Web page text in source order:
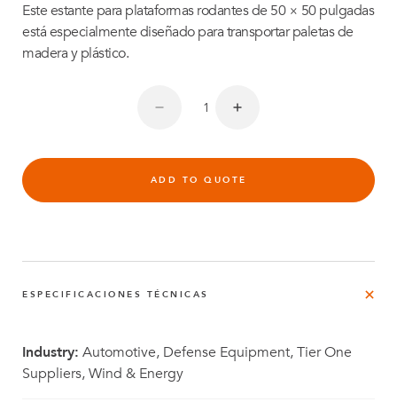
Este estante para plataformas rodantes de 50 × 50 pulgadas
está especialmente diseñado para transportar paletas de
madera y plástico.
ADD TO QUOTE
ESPECIFICACIONES TÉCNICAS
Industry: Automotive, Defense Equipment, Tier One
Suppliers, Wind & Energy